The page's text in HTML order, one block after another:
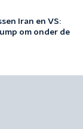
Iran en VS:
om onder de